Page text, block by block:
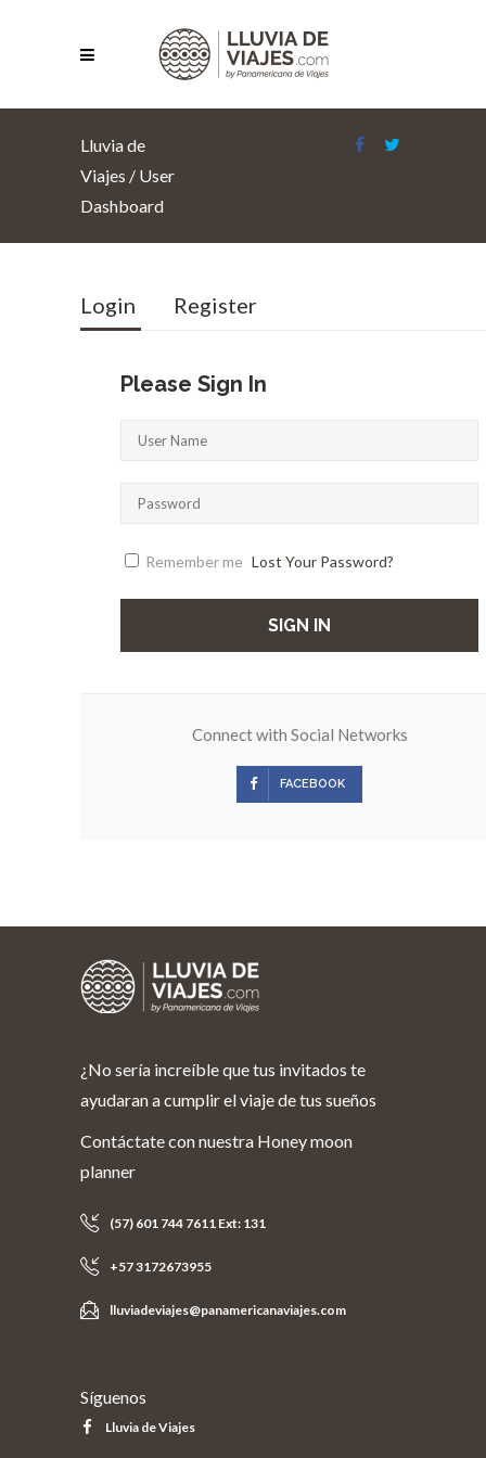
Lluvia de
Viajes / User
Dashboard
Login Register
Please Sign In
Remember me Lost Your Password?
SIGN IN
Connect with Social Networks
FACEBOOK
¿No sería increíble que tus invitados te
ayudaran a cumplir el viaje de tus sueños
Contáctate con nuestra Honey moon
planner
(57) 601 744 7611 Ext: 131
+57 3172673955
lluviadeviajes@panamericanaviajes.com
Síguenos
Lluvia de Viajes